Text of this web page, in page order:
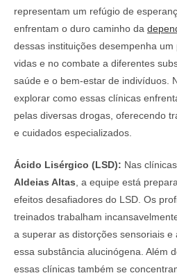
representam um refúgio de
enfrentam o duro caminho da
dessas instituições desempenha
vidas e no combate a diferentes
saúde e o bem-estar de indivíduos.
explorar como essas clínicas
pelas diversas drogas, oferecendo
e cuidados especializados.
Ácido Lisérgico (LSD): Nas
Aldeias Altas , a equipe está
efeitos desafiadores do LSD. Os
treinados trabalham
a superar as distorções sensoriais
essa substância alucinógena. Além
essas clínicas também se